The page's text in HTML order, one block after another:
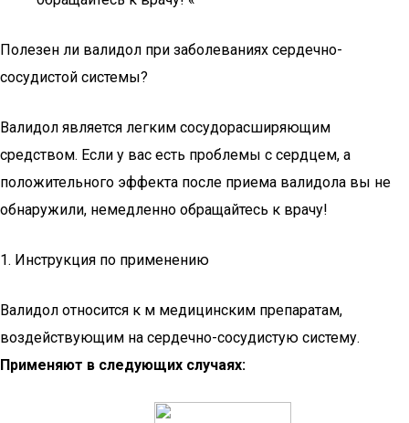
Полезен ли валидол при заболеваниях сердечно-
сосудистой системы?
Валидол является легким сосудорасширяющим
средством. Если у вас есть проблемы с сердцем, а
положительного эффекта после приема валидола вы не
обнаружили, немедленно обращайтесь к врачу!
1. Инструкция по применению
Валидол относится к м медицинским препаратам,
воздействующим на сердечно-сосудистую систему.
Применяют в следующих случаях: